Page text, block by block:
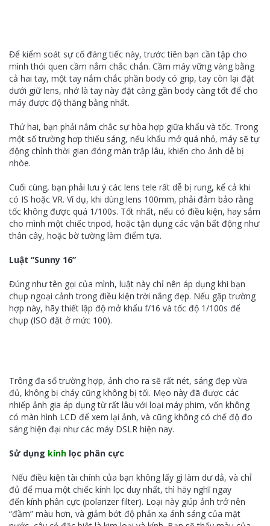
Để kiểm soát sự cố đáng tiếc này, trước tiên bạn cần tập cho
mình thói quen cầm nắm chắc chắn. Cầm máy vững vàng bằng
cả hai tay, một tay nắm chắc phần body có grip, tay còn lại đặt
dưới giữ lens, nhớ là tay này đặt càng gần body càng tốt để cho
máy được độ thăng bằng nhất.
Thứ hai, bạn phải nắm chắc sự hòa hợp giữa khẩu và tốc. Trong
một số trường hợp thiếu sáng, nếu khẩu mở quá nhỏ, máy sẽ tự
động chỉnh thời gian đóng màn trập lâu, khiến cho ảnh dễ bị
nhòe.
Cuối cùng, bạn phải lưu ý các lens tele rất dễ bị rung, kể cả khi
có IS hoặc VR. Ví dụ, khi dùng lens 100mm, phải đảm bảo rằng
tốc không được quá 1/100s. Tốt nhất, nếu có điều kiện, hay sắm
cho mình một chiếc tripod, hoặc tận dụng các vận bất động như
thân cây, hoặc bờ tường làm điểm tựa.
Luật “Sunny 16”
Đúng như tên gọi của mình, luật này chỉ nên áp dụng khi bạn
chụp ngoại cảnh trong điều kiện trời nắng đẹp. Nếu gặp trường
hợp này, hãy thiết lập độ mở khẩu f/16 và tốc độ 1/100s để
chụp (ISO đặt ở mức 100).
Trông đa số trường hợp, ảnh cho ra sẽ rất nét, sáng đẹp vừa
đủ, không bị cháy cũng không bị tối. Mẹo này đã được các
nhiếp ảnh gia áp dụng từ rất lâu với loại máy phim, vốn không
có màn hình LCD để xem lại ảnh, và cũng không có chế độ đo
sáng hiện đại như các máy DSLR hiện nay.
Sử dụng kính lọc phân cực
Nếu điều kiện tài chính của bạn không lấy gì làm dư dả, và chỉ
đủ để mua một chiếc kính lọc duy nhất, thì hãy nghĩ ngay
đến kính phân cực (polarizer filter). Loại này giúp ảnh trở nên
“đầm” màu hơn, và giảm bớt độ phản xạ ánh sáng của mặt